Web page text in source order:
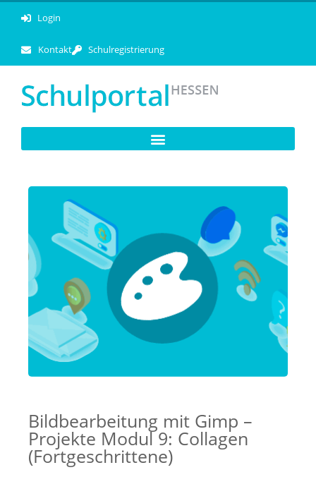
Login
Kontakt Schulregistrierung
Bildbearbeitung mit Gimp –
Projekte Modul 9: Collagen
(Fortgeschrittene)